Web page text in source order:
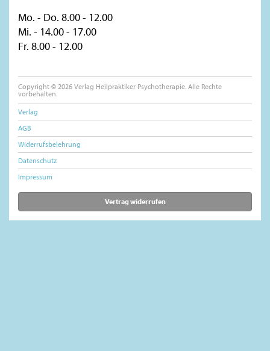
Mo. - Do. 8.00 - 12.00
Mi. - 14.00 - 17.00
Fr. 8.00 - 12.00
Copyright © 2026 Verlag Heilpraktiker Psychotherapie. Alle Rechte
vorbehalten.
Verlag
AGB
Widerrufsbelehrung
Datenschutz
Impressum
Vertrag widerrufen